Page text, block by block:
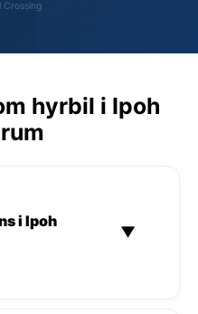
Crossing
hyrbil i Ipoh
i Ipoh
▼